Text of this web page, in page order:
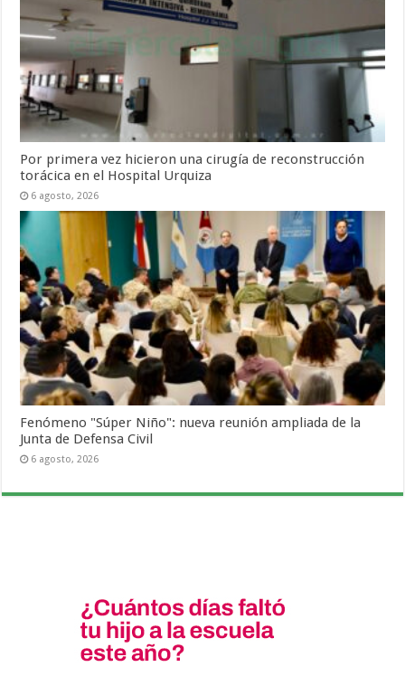
Por primera vez hicieron una cirugía de reconstrucción
torácica en el Hospital Urquiza
6 agosto, 2026
Fenómeno "Súper Niño": nueva reunión ampliada de la
Junta de Defensa Civil
6 agosto, 2026